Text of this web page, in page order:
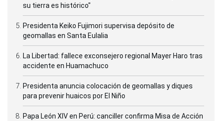
su tierra es histórico"
Presidenta Keiko Fujimori supervisa depósito de
geomallas en Santa Eulalia
La Libertad: fallece exconsejero regional Mayer Haro tras
accidente en Huamachuco
Presidenta anuncia colocación de geomallas y diques
para prevenir huaicos por El Niño
Papa León XIV en Perú: canciller confirma Misa de Acción